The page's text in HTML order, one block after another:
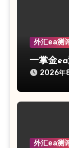
外汇ea测
一掌金
2026年
外汇ea测